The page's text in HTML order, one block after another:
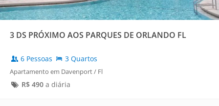
3 DS PRÓXIMO AOS PARQUES DE ORLANDO FL
6 Pessoas 3 Quartos
Apartamento em Davenport / Fl
R$ 490a diária